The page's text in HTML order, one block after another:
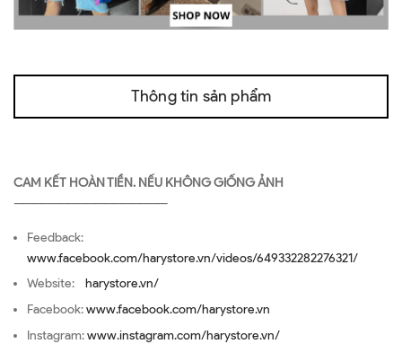
Thông tin sản phẩm
CAM KẾT HOÀN TIỀN. NẾU KHÔNG GIỐNG ẢNH
—————————————————
Feedback:
www.facebook.com/harystore.vn/videos/649332282276321/
Website: harystore.vn/
Facebook:www.facebook.com/harystore.vn
Instagram:www.instagram.com/harystore.vn/